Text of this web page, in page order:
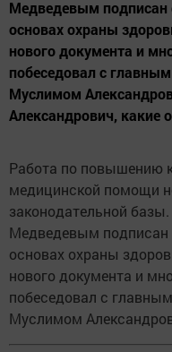
Медведевым подписан
основах охраны
нового документа и
побеседовал с
Муслимом
Александрович, какие
Работа по повышению
медицинской помощи
законодательной
Медведевым подписан
основах охраны
нового документа и
побеседовал с
Муслимом